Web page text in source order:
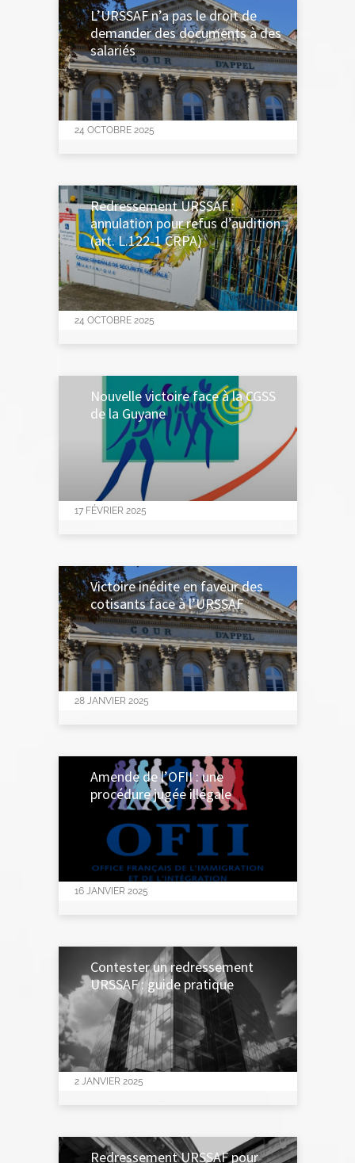
24 OCTOBRE 2025
L’URSSAF n’a pas le droit de
demander des documents à des
salariés
24 OCTOBRE 2025
Redressement URSSAF :
annulation pour refus d’audition
(art. L.122-1 CRPA)
17 FÉVRIER 2025
Nouvelle victoire face à la CGSS
de la Guyane
28 JANVIER 2025
Victoire inédite en faveur des
cotisants face à l’URSSAF
16 JANVIER 2025
Amende de l’OFII : une
procédure jugée illégale
2 JANVIER 2025
Contester un redressement
URSSAF : guide pratique
Redressement URSSAF pour